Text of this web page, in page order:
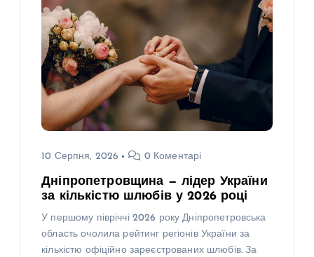
10 Серпня, 2026 0 Коментарі
Дніпропетровщина — лідер України
за кількістю шлюбів у 2026 році
У першому півріччі 2026 року Дніпропетровська
область очолила рейтинг регіонів України за
кількістю офіційно зареєстрованих шлюбів. За